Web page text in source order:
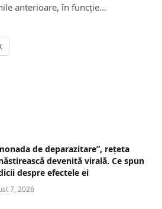
anterioare, în funcție…
de deparazitare”, rețeta
devenită virală. Ce spun
despre efectele ei
7, 2026